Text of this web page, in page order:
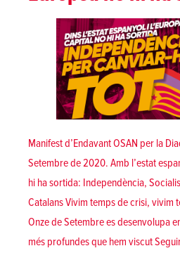
Manifest d’Endavant OSAN per la
Setembre de 2020. Amb l’estat
hi ha sortida: Independència,
Catalans Vivim temps de crisi, vivim
Onze de Setembre es desenvolupa
més profundes que hem viscut